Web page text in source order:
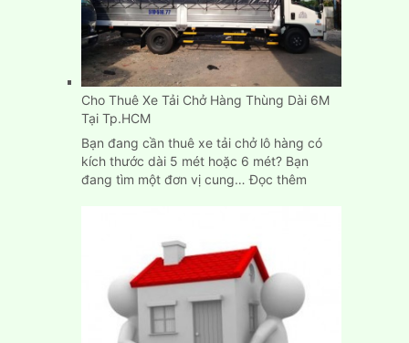
Hàng
Tp.HCM,
Bình
Dương,
Biên
Hòa
Cho Thuê Xe Tải Chở Hàng Thùng Dài 6M
Tại Tp.HCM
Bạn đang cần thuê xe tải chở lô hàng có
kích thước dài 5 mét hoặc 6 mét? Bạn
đang tìm một đơn vị cung…Đọc thêm: